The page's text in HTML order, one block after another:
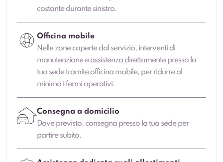
costante durante sinistro.
Officina mobile
Nelle zone coperte dal servizio, interventi di
manutenzione e assistenza direttamente presso la
tua sede tramite officina mobile, per ridurre al
minimo i fermi operativi.
Consegna a domicilio
Dove previsto, consegna presso la tua sede per
partire subito.